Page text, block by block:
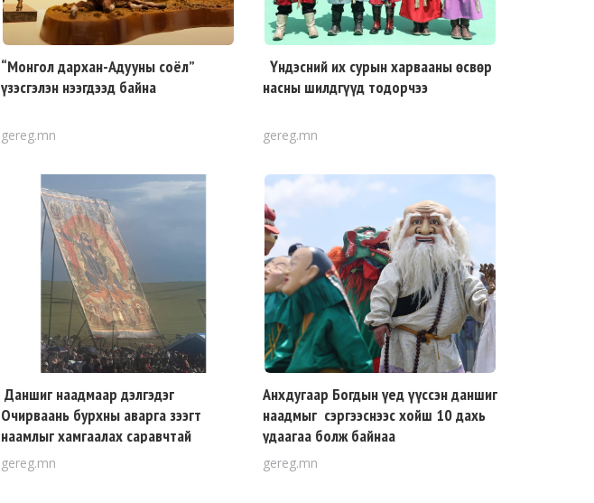
“Монгол дархан-Адууны соёл”
үзэсгэлэн нээгдээд байна
gereg.mn
Үндэсний их сурын харвааны өсвөр
насны шилдгүүд тодорчээ
gereg.mn
Даншиг наадмаар дэлгэдэг
Очирваань бурхны аварга зээгт
наамлыг хамгаалах саравчтай
болгохыг хүсэв
gereg.mn
Анхдугаар Богдын үед үүссэн даншиг
наадмыг сэргээснээс хойш 10 дахь
удаагаа болж байнаа
gereg.mn